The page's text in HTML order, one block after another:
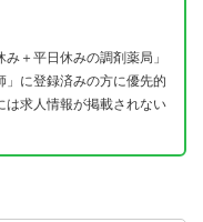
＋平日休みの調剤薬局」
」に登録済みの方に優先的
は求人情報が掲載されない